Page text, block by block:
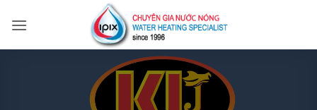
qua